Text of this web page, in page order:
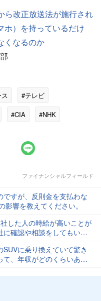
ら改正放送法が施行され
ホ）を持っているだけ
くなるのか
#テレビ
#CIA #NHK
ファイナンシャルフィールド
すが、反則金を支払わな
響を教えてください。
した人の時給が高いことが
確認や相談をしてもいい
に乗り換えていて驚き
て、年収がどのくらいある